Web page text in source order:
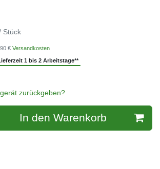
Stück
€ Versandkosten
1 bis 2 Arbeitstage**
zurückgeben?
In den Warenkorb